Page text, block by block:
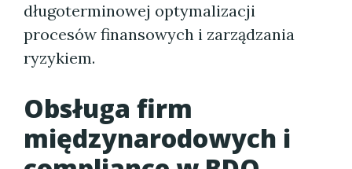
długoterminowej optymalizacji
procesów finansowych i zarządzania
ryzykiem.
Obsługa firm
międzynarodowych i